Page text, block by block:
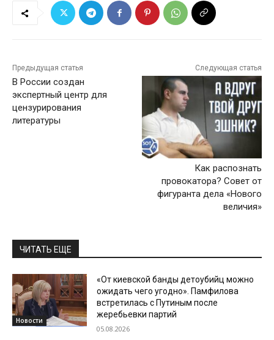
Предыдущая статья
В России создан
экспертный центр для
цензурирования
литературы
Следующая статья
Как распознать
провокатора? Совет от
фигуранта дела «Нового
величия»
ЧИТАТЬ ЕЩЕ
Новости
«От киевской банды детоубийц можно
ожидать чего угодно». Памфилова
встретилась с Путиным после
жеребьевки партий
05.08.2026